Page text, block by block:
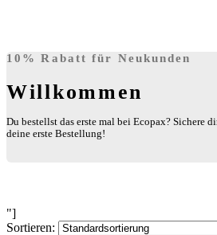
10% Rabatt für Neukunden
Willkommen
Du bestellst das erste mal bei Ecopax? Sichere
deine erste Bestellung!
"]
Sortieren: